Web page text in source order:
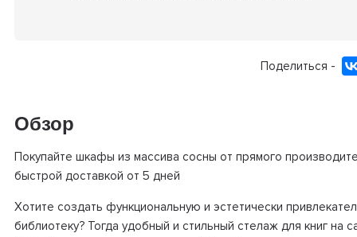
Поделиться -
Обзор
Покупайте шкафы из массива сосны от прямого
быстрой доставкой от 5 дней
Хотите создать функциональную и эстетически
библиотеку? Тогда удобный и стильный стелаж для книг на